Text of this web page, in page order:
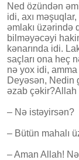
Ned özündən
idi, axı
əmlakı üzərində
bilməyəcəyi
kənarında idi.
saçları ona heç
nə yox idi, amma
Deyəsən, Nedin
əzab çəkir?Allah
– Nə istəyirsən?
– Bütün mahalı
– Aman Allah!